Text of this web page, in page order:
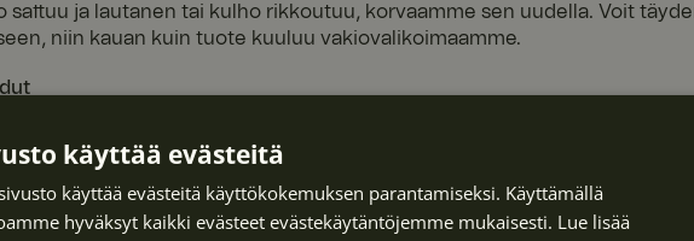
sattuu ja lautanen tai kulho rikkoutuu, korvaamme sen uudella. Voit
niin kauan kuin tuote kuuluu vakiovalikoimaamme.
kotisi ikimuistoisilla hetkillä ja laajentamaan kattauselämyksiäsi.
henkilökohtaisiin jäsentarjouksiin ja alennuksiin astiastosi osista,
arkeen.
käyttää evästeitä
käyttää evästeitä käyttökokemuksen parantamiseksi. Käyttämällä
hyväksyt kaikki evästeet evästekäytäntöjemme mukaisesti. Lue lisää